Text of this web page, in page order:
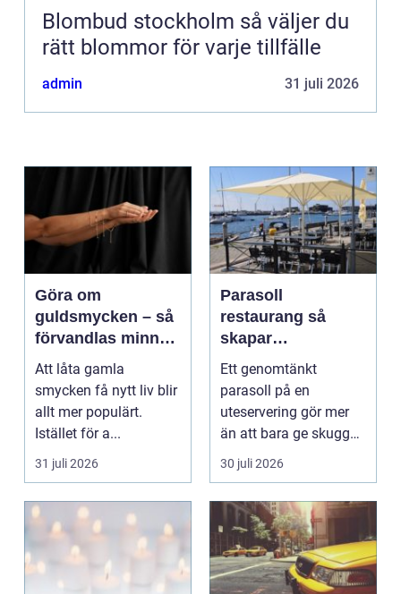
Blombud stockholm så väljer du
rätt blommor för varje tillfälle
admin 31 juli 2026
Göra om
guldsmycken – så
förvandlas minnen
till nya favoriter
Att låta gamla
smycken få nytt liv blir
allt mer populärt.
Istället för a...
31 juli 2026
Parasoll
restaurang så
skapar
uteserveringen rätt
känsla året runt
Ett genomtänkt
parasoll på en
uteservering gör mer
än att bara ge skugga.
Det påverkar hur länge
gäs...
30 juli 2026